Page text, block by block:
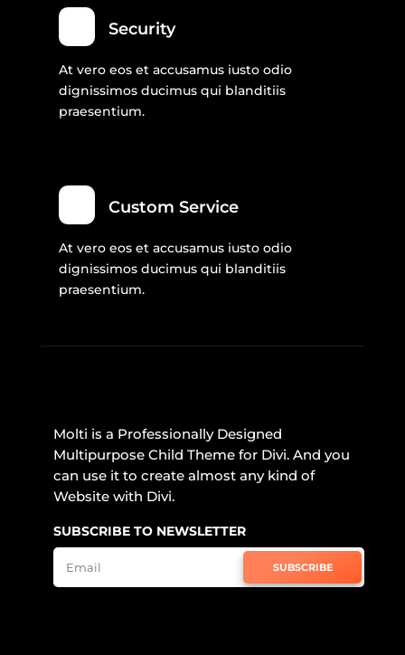
Security
At vero eos et accusamus iusto odio
dignissimos ducimus qui blanditiis
praesentium.
Custom Service
At vero eos et accusamus iusto odio
dignissimos ducimus qui blanditiis
praesentium.
Molti is a Professionally Designed
Multipurpose Child Theme for Divi. And you
can use it to create almost any kind of
Website with Divi.
SUBSCRIBE TO NEWSLETTER
SUBSCRIBE